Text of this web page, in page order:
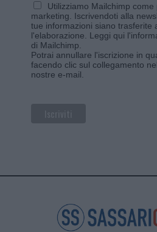
Utilizziamo Mailchimp come
marketing. Iscrivendoti alla
tue informazioni siano trasferite
l'elaborazione. Leggi qui
di Mailchimp
Potrai annullare l'iscrizione in
facendo clic sul collegamento
nostre e-mail.